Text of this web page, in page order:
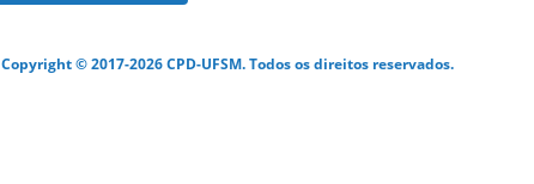
Copyright © 2017-2026 CPD-UFSM. Todos os direitos reservados.